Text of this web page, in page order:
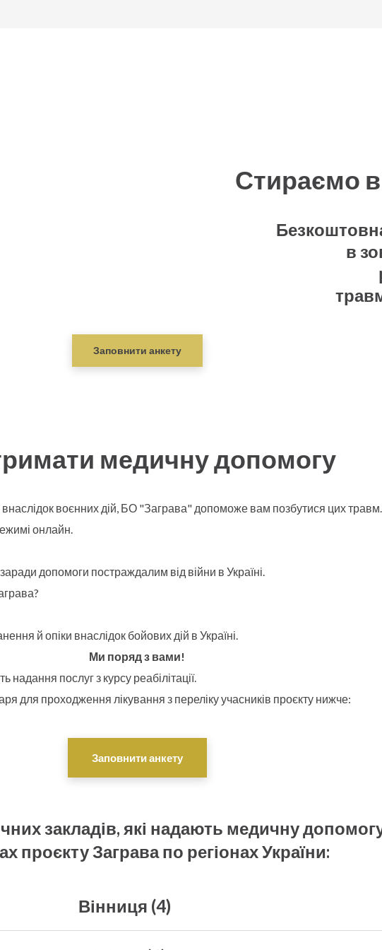
Стираємо
в
Заповнити анкету
медичну допомогу
воєнних дій, БО "Заграва" допоможе вам позбутися цих
онлайн.
заради допомоги постраждалим від війни в Україні.
й опіки внаслідок бойових дій в Україні.
Ми поряд з вами!
послуг з курсу реабілітації.
для проходження лікування з переліку учасників проєкту нижче:
Заповнити анкету
закладів, які надають медичну
проєкту Заграва по регіонах України:
Вінниця (4)
центр краси dr.Olena Kazchuk- Дерматологія, косметологія